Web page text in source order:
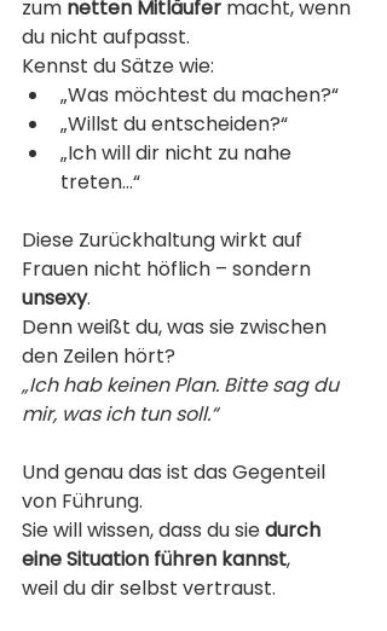
zum netten Mitläufer macht, wenn
du nicht aufpasst.
Kennst du Sätze wie:
„Was möchtest du machen?“
„Willst du entscheiden?“
„Ich will dir nicht zu nahe
treten…“
Diese Zurückhaltung wirkt auf
Frauen nicht höflich – sondern
unsexy.
Denn weißt du, was sie zwischen
den Zeilen hört?
„Ich hab keinen Plan. Bitte sag du
mir, was ich tun soll.“
Und genau das ist das Gegenteil
von Führung.
Sie will wissen, dass du sie durch
eine Situation führen kannst,
weil du dir selbst vertraust.